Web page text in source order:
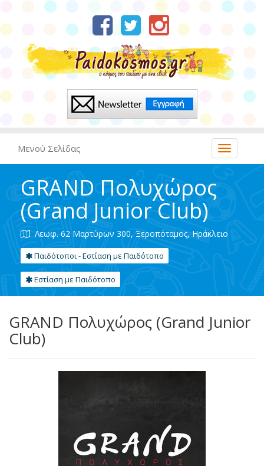
Μενού Σελίδας
GRAND Πολυχώρος
(Grand Junior Club)
Λεωφ. 62 Μαρτύρων 300, Ξεροπόταμος, Ηράκλειο
Παιδότοποι - Εστίαση με Παιδότοπο
Εστίαση με Παιδότοπο
GRAND Πολυχώρος (Grand Junior
Club)